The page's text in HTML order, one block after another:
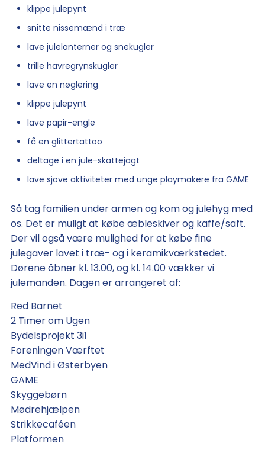
klippe julepynt
snitte nissemænd i træ
lave julelanterner og snekugler
trille havregrynskugler
lave en nøglering
klippe julepynt
lave papir-engle
få en glittertattoo
deltage i en jule-skattejagt
lave sjove aktiviteter med unge playmakere fra GAME
Så tag familien under armen og kom og julehyg med
os. Det er muligt at købe æbleskiver og kaffe/saft.
Der vil også være mulighed for at købe fine
julegaver lavet i træ- og i keramikværkstedet.
Dørene åbner kl. 13.00, og kl. 14.00 vækker vi
julemanden. Dagen er arrangeret af:
Red Barnet
2 Timer om Ugen
Bydelsprojekt 3i1
Foreningen Værftet
MedVind i Østerbyen
GAME
Skyggebørn
Mødrehjælpen
Strikkecaféen
Platformen